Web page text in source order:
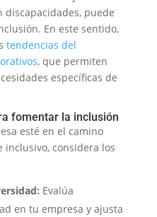
discapacidades, puede
En este sentido,
tendencias del
, que permiten
específicas de
fomentar la inclusión
esté en el camino
considera los
Evalúa
en tu empresa y ajusta